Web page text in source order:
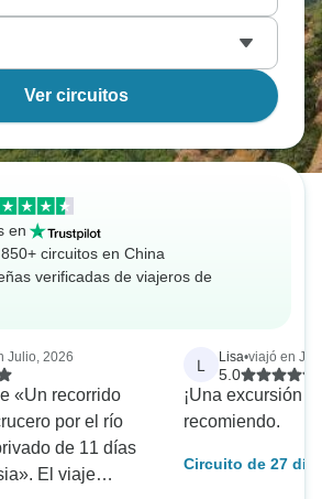
Ver circuitos
en
circuitos en China
verificadas de viajeros de
Julio, 2026
«Un recorrido
por el río
de 11 días
El viaje
L Lisa•viajó en
5.0
¡Una excursión
recomiendo.
Circuito de 27